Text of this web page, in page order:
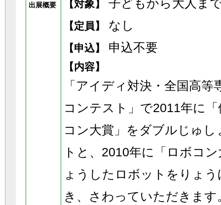
出展概要 【対象】 子どもから大人ま
【定員】 なし
【申込】 申込不要
【内容】
「アイディ対決・全国高
コンテスト」で2011年に
コン大賞」をダブルじゅ
トと、2010年に「ロボコ
ょうしたロボットをりょ
き、さわっていただきま